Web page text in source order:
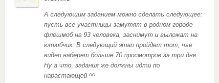
А следующим заданием можно сделать следующее:
пусть все участницы замутят в родном городе
флешмоб на 93 человека, заснимут и выложат на
ютюбчик. В следующий этап пройдет тот, чье
видео наберет больше 70 просмотров за три дня.
Ну а что, задания же должны идти по
нарастающей ^^